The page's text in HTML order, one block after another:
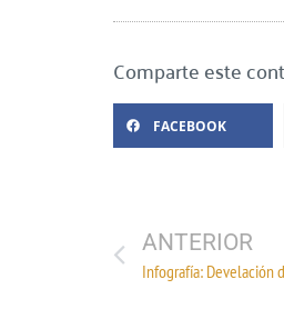
Comparte este
FACEBOOK
ANTERIOR